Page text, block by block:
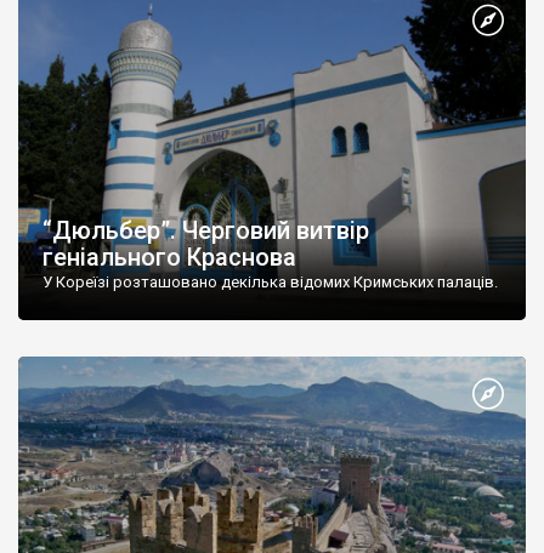
“Дюльбер”. Черговий витвір
геніального Краснова
У Кореїзі розташовано декілька відомих Кримських палаців.